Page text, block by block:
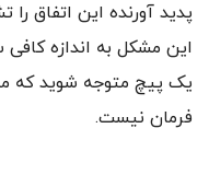
پدید آورنده این اتفاق
این مشکل به اندازه
یک پیچ متوجه شوید که
فرمان نیست.